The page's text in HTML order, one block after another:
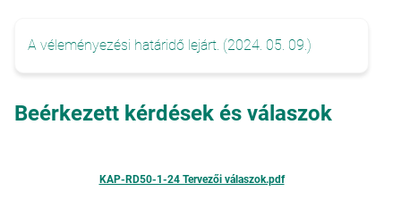
A véleményezési határidő lejárt. (2024. 05. 09.)
Beérkezett kérdések és válaszok
KAP-RD50-1-24 Tervezői válaszok.pdf